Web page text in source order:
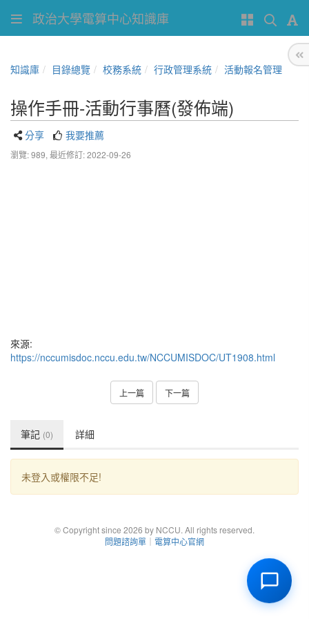
政治大學電算中心知識庫
知識庫 目錄總覽 校務系統 行政管理系統 活動報名管理
操作手冊-活動行事曆(發佈端)
分享 我要推薦
瀏覽: 989, 最近修訂: 2022-09-26
來源:
https://nccumisdoc.nccu.edu.tw/NCCUMISDOC/UT1908.html
上一篇 下一篇
筆記 (0) 詳細
未登入或權限不足!
© Copyright since 2026 by NCCU. All rights reserved.
問題諮詢單 ｜ 電算中心官網